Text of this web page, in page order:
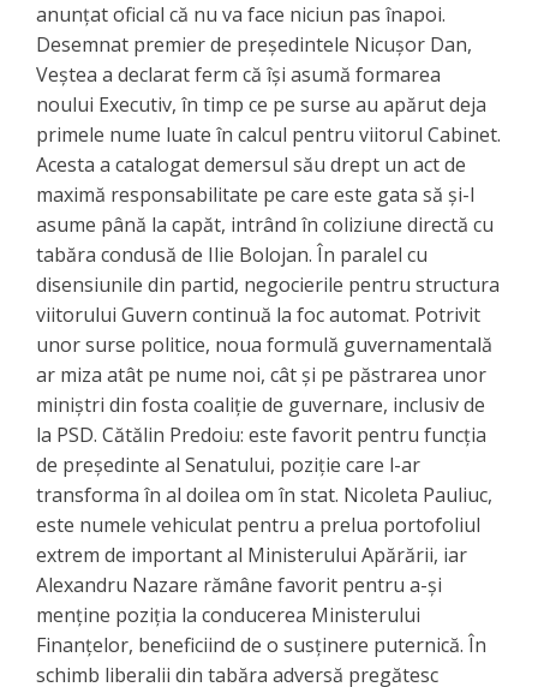
anunțat oficial că nu va face niciun pas înapoi.
Desemnat premier de președintele Nicușor Dan,
Veștea a declarat ferm că își asumă formarea
noului Executiv, în timp ce pe surse au apărut deja
primele nume luate în calcul pentru viitorul Cabinet.
Acesta a catalogat demersul său drept un act de
maximă responsabilitate pe care este gata să și-l
asume până la capăt, intrând în coliziune directă cu
tabăra condusă de Ilie Bolojan. În paralel cu
disensiunile din partid, negocierile pentru structura
viitorului Guvern continuă la foc automat. Potrivit
unor surse politice, noua formulă guvernamentală
ar miza atât pe nume noi, cât și pe păstrarea unor
miniștri din fosta coaliție de guvernare, inclusiv de
la PSD. Cătălin Predoiu: este favorit pentru funcția
de președinte al Senatului, poziție care l-ar
transforma în al doilea om în stat. ​Nicoleta Pauliuc,
este numele vehiculat pentru a prelua portofoliul
extrem de important al Ministerului Apărării, iar ​
Alexandru Nazare rămâne favorit pentru a-și
menține poziția la conducerea Ministerului
Finanțelor, beneficiind de o susținere puternică. În
schimb liberalii din tabăra adversă pregătesc